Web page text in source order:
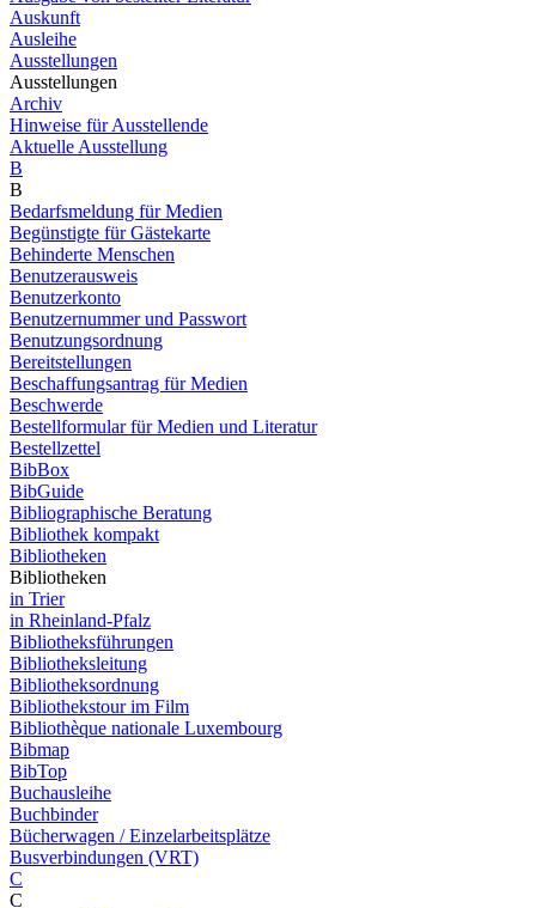
Auskunft
Ausleihe
Ausstellungen
Ausstellungen
Archiv
Hinweise für Ausstellende
Aktuelle Ausstellung
B
B
Bedarfsmeldung für Medien
Begünstigte für Gästekarte
Behinderte Menschen
Benutzerausweis
Benutzerkonto
Benutzernummer und Passwort
Benutzungsordnung
Bereitstellungen
Beschaffungsantrag für Medien
Beschwerde
Bestellformular für Medien und Literatur
Bestellzettel
BibBox
BibGuide
Bibliographische Beratung
Bibliothek kompakt
Bibliotheken
Bibliotheken
in Trier
in Rheinland-Pfalz
Bibliotheksführungen
Bibliotheksleitung
Bibliotheksordnung
Bibliothekstour im Film
Bibliothèque nationale Luxembourg
Bibmap
BibTop
Buchausleihe
Buchbinder
Bücherwagen / Einzelarbeitsplätze
Busverbindungen (VRT)
C
C